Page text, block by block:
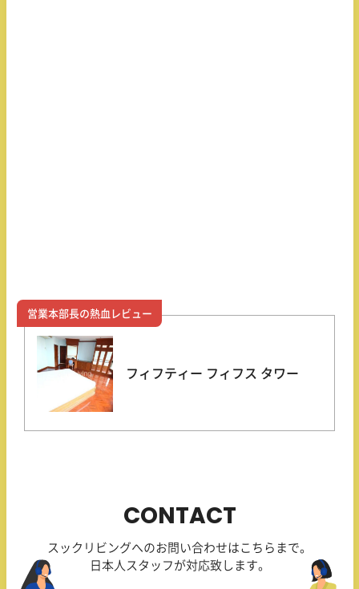
営業本部長の熱血レビュー
フィフティー フィフス タワー
CONTACT
スックリビングへのお問い合わせはこちらまで。
日本人スタッフが対応致します。